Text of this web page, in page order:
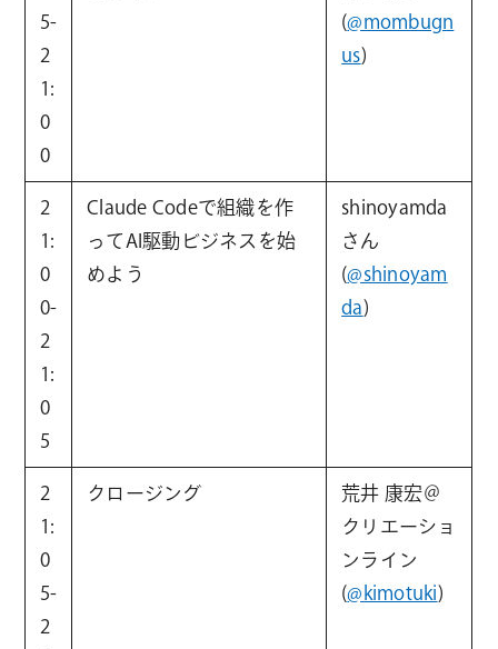
5-
2
1:
0
0
(@mombugn
us)
2
1:
0
0-
2
1:
0
5
Claude Codeで組織を作
ってAI駆動ビジネスを始
めよう
shinoyamda
さん
(@shinoyam
da)
2
1:
0
5-
2
クロージング
荒井 康宏＠
クリエーショ
ンライン
(@kimotuki)